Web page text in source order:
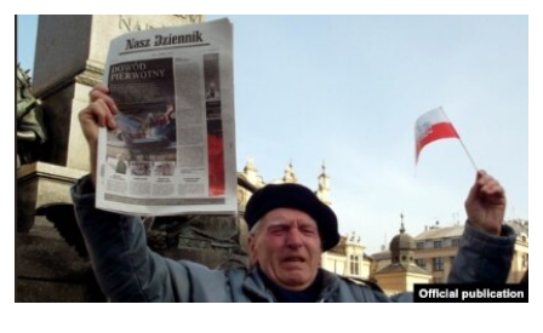
КАЛЯНДАР
НА ХВАЛЯХ СВАБОДЫ